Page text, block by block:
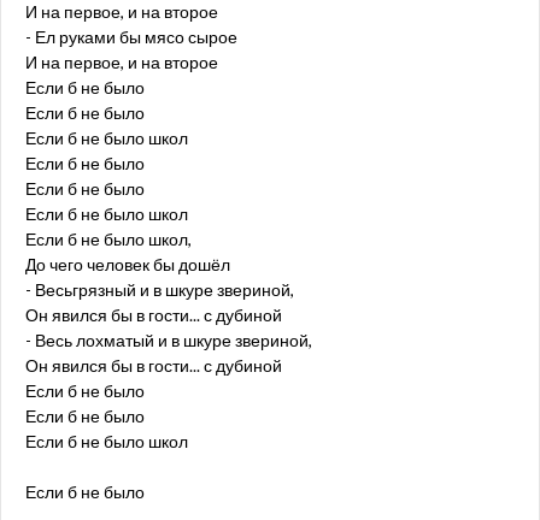
И на первое, и на второе
- Ел руками бы мясо сырое
И на первое, и на второе
Если б не было
Если б не было
Если б не было школ
Если б не было
Если б не было
Если б не было школ
Если б не было школ,
До чего человек бы дошёл
- Весьгрязный и в шкуре звериной,
Он явился бы в гости... с дубиной
- Весь лохматый и в шкуре звериной,
Он явился бы в гости... с дубиной
Если б не было
Если б не было
Если б не было школ
Если б не было